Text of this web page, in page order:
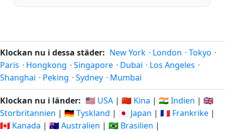
Klockan nu i dessa städer: New York · London · Tokyo ·
Paris · Hongkong · Singapore · Dubai · Los Angeles ·
Shanghai · Peking · Sydney · Mumbai
Klockan nu i länder: 🇺🇸 USA | 🇨🇳 Kina | 🇮🇳 Indien | 🇬🇧
Storbritannien | 🇩🇪 Tyskland | 🇯🇵 Japan | 🇫🇷 Frankrike |
🇨🇦 Kanada | 🇦🇺 Australien | 🇧🇷 Brasilien |